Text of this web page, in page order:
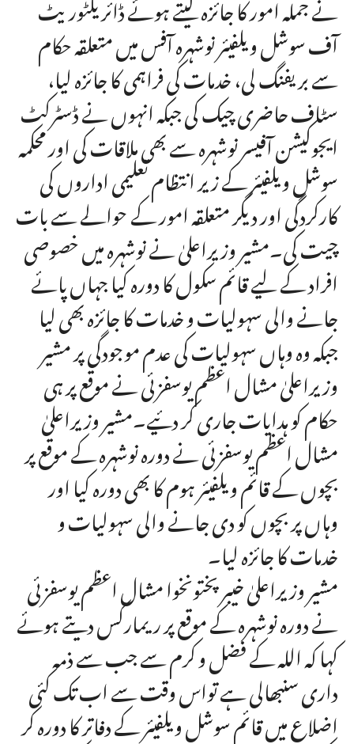
آف سوشل ویلفیئر نوشہرہ آفس میں متعلقہ حکام
سے بریفنگ لی، خدمات کی فراہمی کا جائزہ لیا،
سٹاف حاضری چیک کی جبکہ انہوں نے ڈسٹرکٹ
ایجوکیشن آفیسر نوشہرہ سے بھی ملاقات کی اور محکمہ
سوشل ویلفیئر کے زیر انتظام تعلیمی اداروں کی
کارکردگی اور دیگر متعلقہ امور کے حوالے سے بات
چیت کی۔مشیر وزیراعلیٰ نے نوشہرہ میں خصوصی
افراد کے لیے قائم سکول کا دورہ کیا جہاں پائے
جانے والی سہولیات و خدمات کا جائزہ بھی لیا
جبکہ وہ وہاں سہولیات کی عدم موجودگی پر مشیر
وزیراعلیٰ مشال اعظم یوسفزئی نے موقع پر ہی
حکام کو ہدایات جاری کر دئیے۔مشیر وزیراعلیٰ
مشال اعظم یوسفزئی نے دورہ نوشہرہ کے موقع پر
بچوں کے قائم ویلفیئر ہوم کا بھی دورہ کیا اور
وہاں پر بچوں کو دی جانے والی سہولیات و
خدمات کا جائزہ لیا۔
مشیر وزیراعلیٰ خیبرپختونخوا مشال اعظم یوسفزئی
نے دورہ نوشہرہ کے موقع پر ریمارکس دیتے ہوئے
کہا کہ اللہ کے فضل و کرم سے جب سے ذمہ
داری سنبھالی ہے تواس وقت سے اب تک کئی
اضلاع میں قائم سوشل ویلفیئر کے دفاتر کا دورہ کر